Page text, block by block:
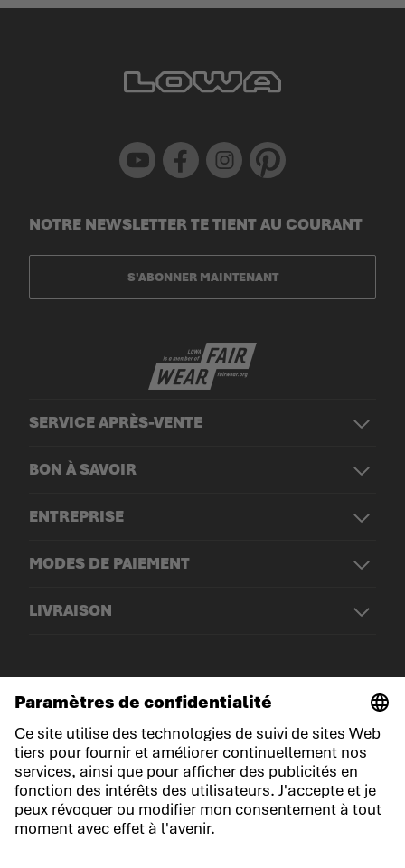
Youtube Facebook Instagram Pinterest
SERVICE APRÈS-VENTE
BON À SAVOIR
ENTREPRISE
MODES DE PAIEMENT
LIVRAISON
NOTRE NEWSLETTER TE TIENT AU COURANT
S'ABONNER MAINTENANT
© LOWA Sportschuhe GmbH
Mentions légales
Politique de confidentialité
Cookies